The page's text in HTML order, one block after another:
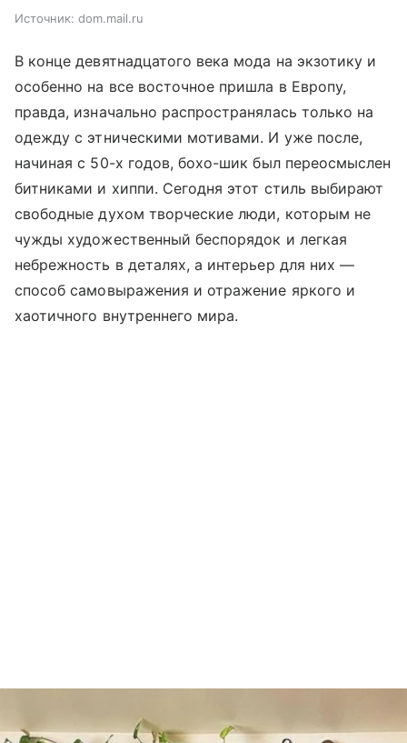
Источник: dom.mail.ru
В конце девятнадцатого века мода на экзотику и
особенно на все восточное пришла в Европу,
правда, изначально распространялась только на
одежду с этническими мотивами. И уже после,
начиная с 50-х годов, бохо-шик был переосмыслен
битниками и хиппи. Сегодня этот стиль выбирают
свободные духом творческие люди, которым не
чужды художественный беспорядок и легкая
небрежность в деталях, а интерьер для них —
способ самовыражения и отражение яркого и
хаотичного внутреннего мира.